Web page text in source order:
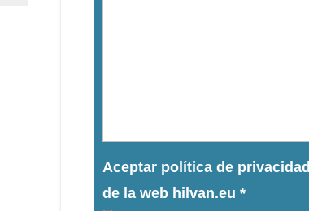
Aceptar política de privacidad
de la web hilvan.eu *